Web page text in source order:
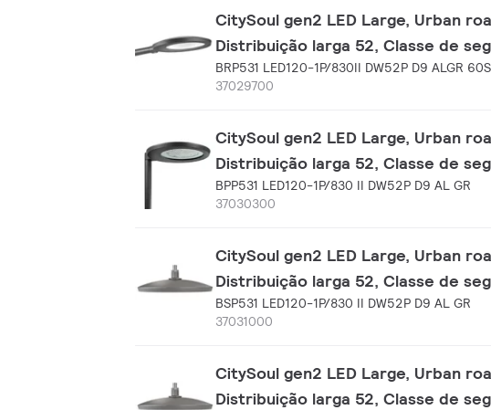
CitySoul gen2 LED Large, Urban
Distribuição larga 52, Classe de
BRP531 LED120-1P/830II DW52P D9 ALGR 60S
37029700
CitySoul gen2 LED Large, Urban
Distribuição larga 52, Classe de
BPP531 LED120-1P/830 II DW52P D9 AL GR
37030300
CitySoul gen2 LED Large, Urban
Distribuição larga 52, Classe de
BSP531 LED120-1P/830 II DW52P D9 AL GR
37031000
CitySoul gen2 LED Large, Urban
Distribuição larga 52, Classe de